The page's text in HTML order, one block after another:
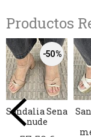
Productos
-50 %
Sandalia Sena
nude